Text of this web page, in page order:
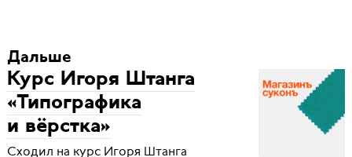
Дальше
Курс Игоря Штанга
«Типографика
и вёрстка»
Сходил на курс Игоря Штанга